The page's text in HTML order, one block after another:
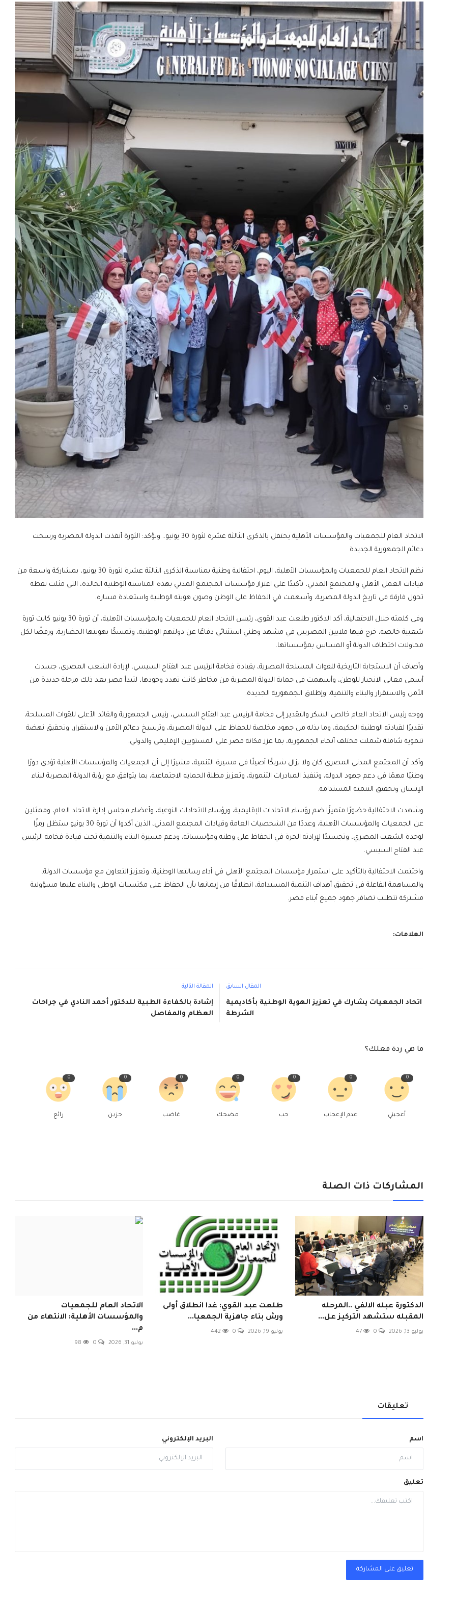
منوعات وبرقيات كتاب واراءاخبار الخليج
اتحاد المصريين بالخارج
روائع الطبخ العالمىمكتبة الفيديو
الاتحاد العام للجمعيات والمؤسسات الأهلية يحتفل بالذكرى الثالثة عشرة لثورة 30 يونيو.. ويؤكد: الثورة أنقذت الدولة المصرية ورسخت
دعائم الجمهورية الجديدة
نظم الاتحاد العام للجمعيات والمؤسسات الأهلية، اليوم، احتفالية وطنية بمناسبة الذكرى الثالثة عشرة لثورة 30 يونيو، بمشاركة واسعة من
قيادات العمل الأهلي والمجتمع المدني، تأكيدًا على اعتزاز مؤسسات المجتمع المدني بهذه المناسبة الوطنية الخالدة، التي مثلت نقطة
تحول فارقة في تاريخ الدولة المصرية، وأسهمت في الحفاظ على الوطن وصون هويته الوطنية واستعادة مساره.
وفي كلمته خلال الاحتفالية، أكد الدكتور طلعت عبد القوي، رئيس الاتحاد العام للجمعيات والمؤسسات الأهلية، أن ثورة 30 يونيو كانت ثورة
شعبية خالصة، خرج فيها ملايين المصريين في مشهد وطني استثنائي دفاعًا عن دولتهم الوطنية، وتمسكًا بهويتها الحضارية، ورفضًا لكل
محاولات اختطاف الدولة أو المساس بمؤسساتها.
وأضاف أن الاستجابة التاريخية للقوات المسلحة المصرية، بقيادة فخامة الرئيس عبد الفتاح السيسي، لإرادة الشعب المصري، جسدت
أسمى معاني الانحياز للوطن، وأسهمت في حماية الدولة المصرية من مخاطر كانت تهدد وجودها، لتبدأ مصر بعد ذلك مرحلة جديدة من
الأمن والاستقرار والبناء والتنمية، وإطلاق الجمهورية الجديدة.
ووجه رئيس الاتحاد العام خالص الشكر والتقدير إلى فخامة الرئيس عبد الفتاح السيسي، رئيس الجمهورية والقائد الأعلى للقوات المسلحة،
تقديرًا لقيادته الوطنية الحكيمة، وما بذله من جهود مخلصة للحفاظ على الدولة المصرية، وترسيخ دعائم الأمن والاستقرار، وتحقيق نهضة
تنموية شاملة شملت مختلف أنحاء الجمهورية، بما عزز مكانة مصر على المستويين الإقليمي والدولي.
وأكد أن المجتمع المدني المصري كان ولا يزال شريكًا أصيلًا في مسيرة التنمية، مشيرًا إلى أن الجمعيات والمؤسسات الأهلية تؤدي دورًا
وطنيًا مهمًا في دعم جهود الدولة، وتنفيذ المبادرات التنموية، وتعزيز مظلة الحماية الاجتماعية، بما يتوافق مع رؤية الدولة المصرية لبناء
الإنسان وتحقيق التنمية المستدامة.
وشهدت الاحتفالية حضورًا متميزًا ضم رؤساء الاتحادات الإقليمية، ورؤساء الاتحادات النوعية، وأعضاء مجلس إدارة الاتحاد العام، وممثلين
عن الجمعيات والمؤسسات الأهلية، وعددًا من الشخصيات العامة وقيادات المجتمع المدني، الذين أكدوا أن ثورة 30 يونيو ستظل رمزًا
لوحدة الشعب المصري، وتجسيدًا لإرادته الحرة في الحفاظ على وطنه ومؤسساته، ودعم مسيرة البناء والتنمية تحت قيادة فخامة الرئيس
عبد الفتاح السيسي.
واختتمت الاحتفالية بالتأكيد على استمرار مؤسسات المجتمع الأهلي في أداء رسالتها الوطنية، وتعزيز التعاون مع مؤسسات الدولة،
والمساهمة الفاعلة في تحقيق أهداف التنمية المستدامة، انطلاقًا من إيمانها بأن الحفاظ على مكتسبات الوطن والبناء عليها مسؤولية
مشتركة تتطلب تضافر جهود جميع أبناء مصر.
العلامات:
المقال السابق
اتحاد الجمعيات يشارك في تعزيز الهوية الوطنية بأكاديمية
الشرطة
المقالة التالية
إشادة بالكفاءة الطبية للدكتور أحمد النادي في جراحات
العظام والمفاصل
ما هي ردة فعلك؟
0
أعجبني
0
عدم الإعجاب
0
حب
0
مضحك
0
غاضب
0
حزين
0
رائع
المشاركات ذات الصلة
الدكتورة عبله الالفي ..المرحله
المقبله ستشهد التركيز عل...
يوليو 13, 2026
طلعت عبد القوي: غدا انطلاق أولى
ورش بناء جاهزية الجمعيا...
يوليو 19, 2026 0
442
الاتحاد العام للجمعيات
والمؤسسات الأهلية: الانتهاء من
م...
يوليو 31, 2026
تعليقات
اسم البريد الإلكتروني
تعليق
تعليق على المشاركة